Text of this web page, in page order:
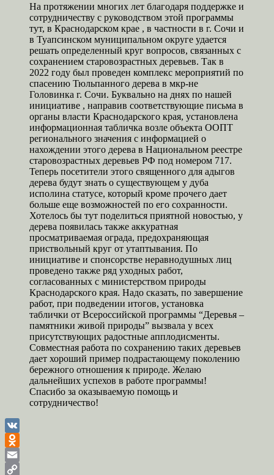
На протяжении многих лет благодаря поддержке и
сотрудничеству с руководством этой программы
тут, в Краснодарском крае , в частности в г. Сочи и
в Туапсинском муниципальном округе удается
решать определенный круг вопросов, связанных с
сохранением старовозрастных деревьев. Так в
2022 году был проведен комплекс мероприятий по
спасению Тюльпанного дерева в мкр-не
Головинка г. Сочи. Буквально на днях по нашей
инициативе , направив соответствующие письма в
органы власти Краснодарского края, установлена
информационная табличка возле объекта ООПТ
регионального значения с информацией о
нахождении этого дерева в Национальном реестре
старовозрастных деревьев РФ под номером 717.
Теперь посетители этого священного для адыгов
дерева будут знать о существующем у дуба
исполина статусе, который кроме прочего дает
больше еще возможностей по его сохранности.
Хотелось бы тут поделиться приятной новостью, у
дерева появилась также аккуратная
просматриваемая ограда, предохраняющая
приствольный круг от утаптывания. По
инициативе и спонсорстве неравнодушных лиц
проведено также ряд уходных работ,
согласованных с министерством природы
Краснодарского края. Надо сказать, по завершение
работ, при подведении итогов, установка
таблички от Всероссийской программы “Деревья –
памятники живой природы” вызвала у всех
присутствующих радостные апплодисменты.
Совместная работа по сохранению таких деревьев
дает хороший пример подрастающему поколению
бережного отношения к природе. Желаю
дальнейших успехов в работе программы!
Спасибо за оказываемую помощь и
сотрудничество!
VK
Odnoklassniki
Email